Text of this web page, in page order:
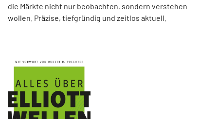
die Märkte nicht nur beobachten, sondern verstehen
wollen. Präzise, tiefgründig und zeitlos aktuell.